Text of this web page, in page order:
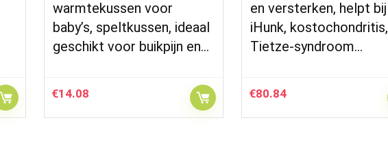
warmtekussen voor
baby’s, speltkussen, ideaal
geschikt voor buikpijn en…
€14.08
en versterken, helpt bij
iHunk, kostochondritis,
Tietze-syndroom…
€80.84